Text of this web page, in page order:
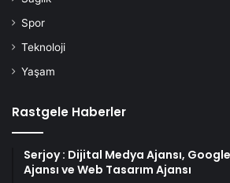
Spor
Teknoloji
Yaşam
Rastgele Haberler
Serjoy : Dijital Medya Ajansı, Google
Ajansı ve Web Tasarım Ajansı